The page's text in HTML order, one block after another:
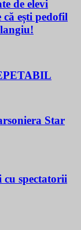
de elevi
ești pedofil
Star
spectatorii